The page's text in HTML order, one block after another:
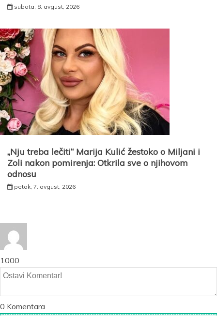
subota, 8. avgust, 2026
„Nju treba lečiti“ Marija Kulić žestoko o Miljani i
Zoli nakon pomirenja: Otkrila sve o njihovom
odnosu
petak, 7. avgust, 2026
1000
0 Komentara